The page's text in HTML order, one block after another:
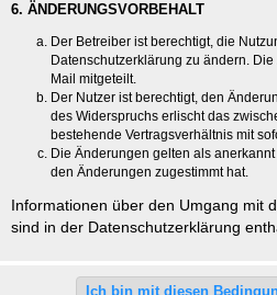
6. ÄNDERUNGSVORBEHALT
Der Betreiber ist berechtigt, die
Datenschutzerklärung zu ändern.
Mail mitgeteilt.
Der Nutzer ist berechtigt, den
des Widerspruchs erlischt das
bestehende Vertragsverhältnis mit
Die Änderungen gelten als
den Änderungen zugestimmt hat.
Informationen über den Umgang mit
sind in der Datenschutzerklärung